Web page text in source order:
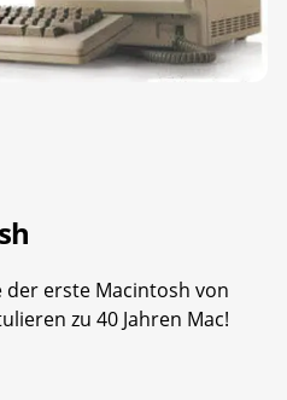
der erste Macintosh von
zu 40 Jahren Mac!